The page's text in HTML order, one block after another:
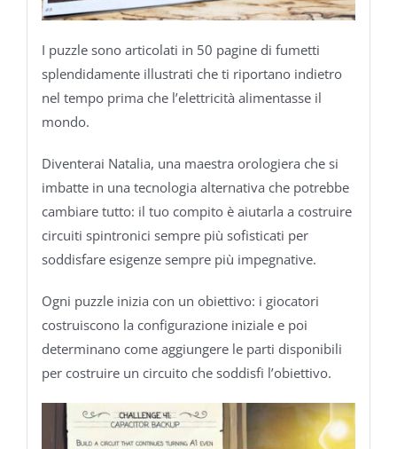
I puzzle sono articolati in 50 pagine di fumetti
splendidamente illustrati che ti riportano indietro
nel tempo prima che l’elettricità alimentasse il
mondo.
Diventerai Natalia, una maestra orologiera che si
imbatte in una tecnologia alternativa che potrebbe
cambiare tutto: il tuo compito è aiutarla a costruire
circuiti spintronici sempre più sofisticati per
soddisfare esigenze sempre più impegnative.
Ogni puzzle inizia con un obiettivo: i giocatori
costruiscono la configurazione iniziale e poi
determinano come aggiungere le parti disponibili
per costruire un circuito che soddisfi l’obiettivo.